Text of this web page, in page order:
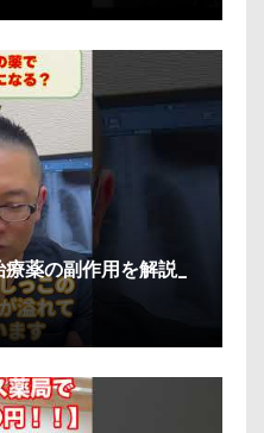
薬の副作用を解説_